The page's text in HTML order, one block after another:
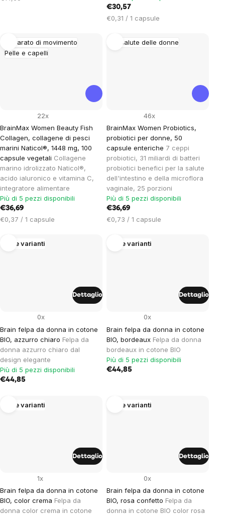
€30,57
Prezzo
€0,31 / 1 capsule
Apparato di movimento
Pelle e capelli
BrainMax Women Beauty Fish
Collagen, collagene di pesci
marini Naticol®, 1448 mg, 100
capsule vegetali Collagene
marino idrolizzato Naticol®,
acido ialuronico e vitamina C,
integratore alimentare
22x
Più di 5 pezzi disponibili
€36,69
Prezzo
€0,37 / 1 capsule
La salute delle donne
BrainMax Women Probiotics,
probiotici per donne, 50
capsule enteriche 7 ceppi
probiotici, 31 miliardi di batteri
probiotici benefici per la salute
dell'intestino e della microflora
vaginale, 25 porzioni
46x
Più di 5 pezzi disponibili
€36,69
Prezzo
€0,73 / 1 capsule
Altre varianti
Brain felpa da donna in cotone
BIO, azzurro chiaro Felpa da
donna azzurro chiaro dal
design elegante
0x
Più di 5 pezzi disponibili
€44,85
Dettaglio
Altre varianti
Brain felpa da donna in cotone
BIO, bordeaux Felpa da donna
bordeaux in cotone BIO
0x
Più di 5 pezzi disponibili
€44,85
Dettaglio
Altre varianti
Brain felpa da donna in cotone
BIO, color crema Felpa da
donna color crema in cotone
1x
Dettaglio
Altre varianti
Brain felpa da donna in cotone
BIO, rosa confetto Felpa da
donna in cotone BIO color rosa
0x
Dettaglio